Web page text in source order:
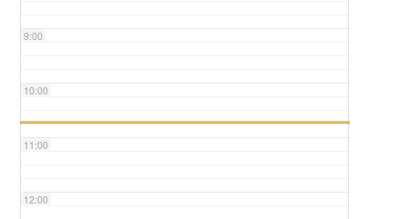
9:00
10:00
11:00
12:00